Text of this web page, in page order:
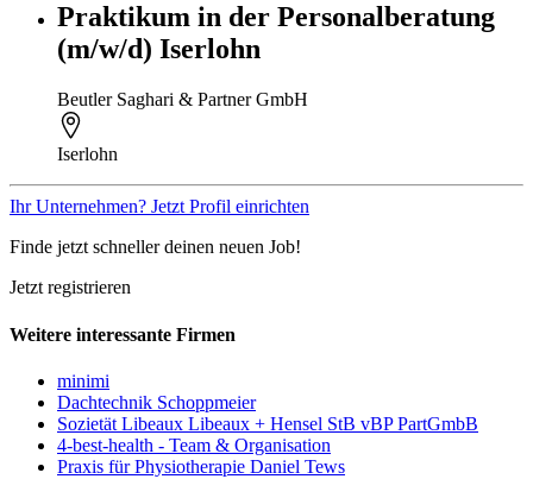
Praktikum in der Personalberatung
(m/w/d) Iserlohn
Beutler Saghari & Partner GmbH
Iserlohn
Ihr Unternehmen? Jetzt Profil einrichten
Finde jetzt schneller deinen neuen Job!
Jetzt registrieren
Weitere interessante Firmen
minimi
Dachtechnik Schoppmeier
Sozietät Libeaux Libeaux + Hensel StB vBP PartGmbB
4-best-health - Team & Organisation
Praxis für Physiotherapie Daniel Tews